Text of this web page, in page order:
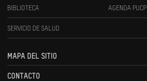
BIBLIOTECA AGENDA PUCP
SERVICIO DE SALUD
MAPA DEL SITIO
CONTACTO